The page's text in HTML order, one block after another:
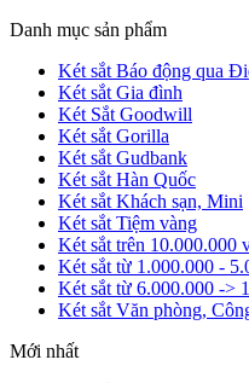
Danh mục sản phẩm
Két sắt Báo động qua
Két sắt Gia đình
Két Sắt Goodwill
Két sắt Gorilla
Két sắt Gudbank
Két sắt Hàn Quốc
Két sắt Khách sạn, Mini
Két sắt Tiệm vàng
Két sắt trên 10.000.000
Két sắt từ 1.000.000 -
Két sắt từ 6.000.000 ->
Két sắt Văn phòng,
Mới nhất